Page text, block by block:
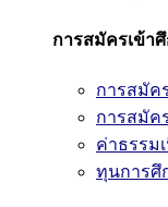
การสมัครเข้า
การสมั
การสมัค
ค่าธรรม
ทุนการศึ